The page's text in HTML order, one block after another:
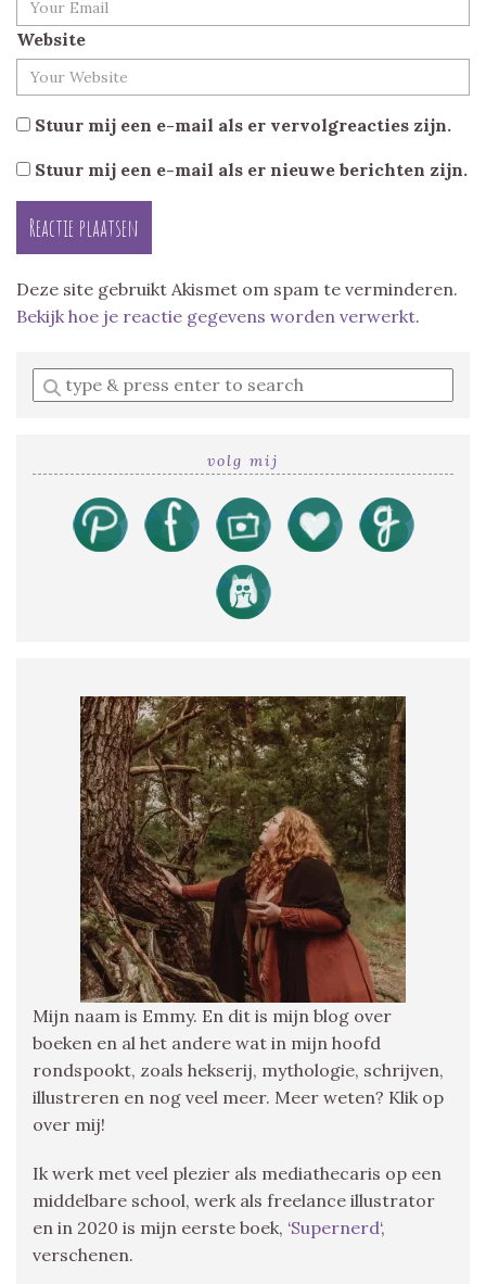
Website
Stuur mij een e-mail als er vervolgreacties zijn.
Stuur mij een e-mail als er nieuwe berichten zijn.
Deze site gebruikt Akismet om spam te verminderen.
Bekijk hoe je reactie gegevens worden verwerkt.
Enter
a
volg mij
Mijn naam is Emmy. En dit is mijn blog over
boeken en al het andere wat in mijn hoofd
rondspookt, zoals hekserij, mythologie, schrijven,
illustreren en nog veel meer. Meer weten? Klik op
over mij!
Ik werk met veel plezier als mediathecaris op een
middelbare school, werk als freelance illustrator
en in 2020 is mijn eerste boek, ‘Supernerd‘,
verschenen.